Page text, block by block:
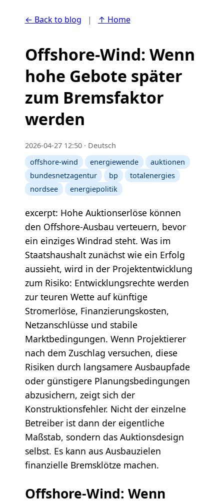
← Back to blog | ↑ Home
Offshore-Wind: Wenn
hohe Gebote später
zum Bremsfaktor
werden
2026-04-27 12:50 · Deutsch
offshore-wind
energiewende
auktionen
bundesnetzagentur
bp
totalenergies
nordsee
energiepolitik
excerpt: Hohe Auktionserlöse können
den Offshore-Ausbau verteuern, bevor
ein einziges Windrad steht. Was im
Staatshaushalt zunächst wie ein Erfolg
aussieht, wird in der Projektentwicklung
zum Risiko: Entwicklungsrechte werden
zur teuren Wette auf künftige
Stromerlöse, Finanzierungskosten,
Netzanschlüsse und stabile
Marktbedingungen. Wenn Projektierer
nach dem Zuschlag versuchen, diese
Risiken durch langsamere Ausbaupfade
oder günstigere Planungsbedingungen
abzusichern, zeigt sich der
Konstruktionsfehler. Nicht der einzelne
Betreiber ist dann der eigentliche
Maßstab, sondern das Auktionsdesign
selbst. Es kann aus Ausbauzielen
finanzielle Bremsklötze machen.
Offshore-Wind: Wenn